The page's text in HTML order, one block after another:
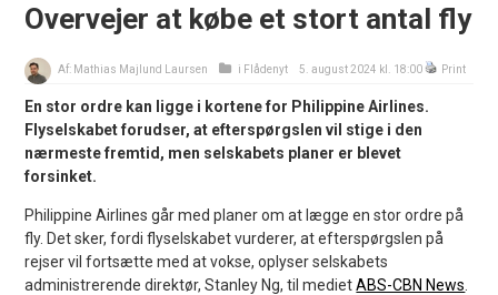
Overvejer at købe et stort antal fly
Af: Mathias Majlund Laursen i Flådenyt 5. august 2024 kl. 18:00 Print
En stor ordre kan ligge i kortene for Philippine Airlines.
Flyselskabet forudser, at efterspørgslen vil stige i den
nærmeste fremtid, men selskabets planer er blevet
forsinket.
Philippine Airlines går med planer om at lægge en stor ordre på
fly. Det sker, fordi flyselskabet vurderer, at efterspørgslen på
rejser vil fortsætte med at vokse, oplyser selskabets
administrerende direktør, Stanley Ng, til medietABS-CBN News